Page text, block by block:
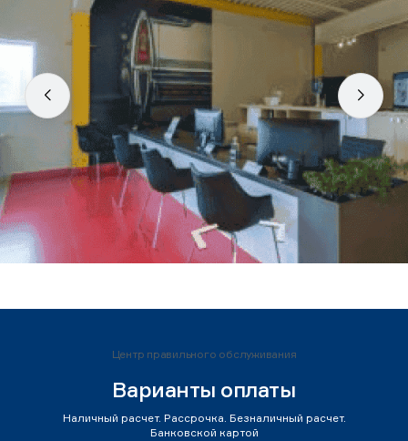
Центр правильного обслуживания
Варианты оплаты
Наличный расчет. Рассрочка. Безналичный расчет.
Банковской картой